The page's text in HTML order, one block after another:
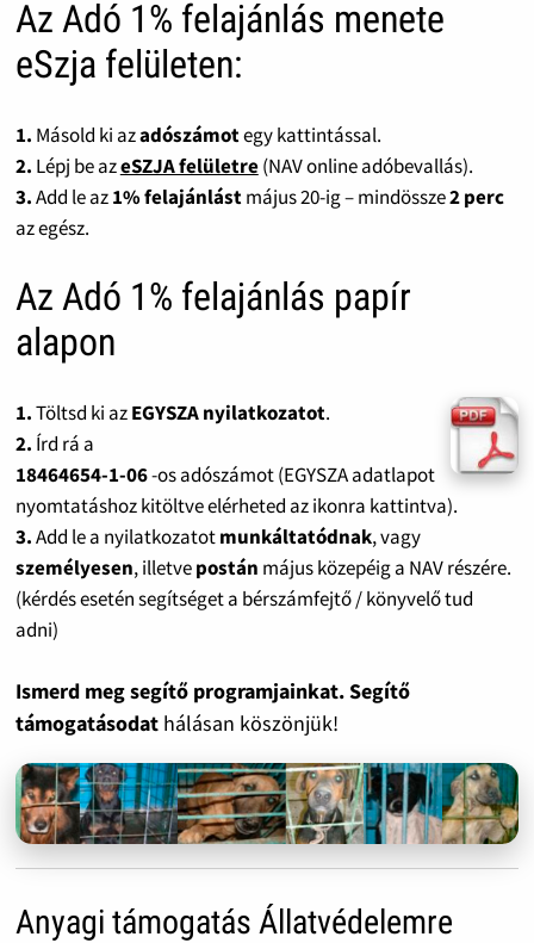
Az Adó 1% felajánlás menete
eSzja felületen:
1. Másold ki azadószámotegy kattintással.
2. Lépj be azeSZJA felületre(NAV online adóbevallás).
3.Add le az1% felajánlástmájus 20-ig – mindössze2 perc
az egész.
Az Adó 1% felajánlás papír
alapon
1.Töltsd ki azEGYSZA nyilatkozatot.
2. Írd rá a
18464654-1-06-os adószámot (EGYSZA adatlapot
nyomtatáshoz kitöltve elérheted az ikonra kattintva).
3.Add le a nyilatkozatotmunkáltatódnak, vagy
személyesen, illetvepostán május közepéig a NAV részére.
(kérdés esetén segítséget a bérszámfejtő / könyvelő tud
adni)
Ismerd meg segítő programjainkat. Segítő
támogatásodat hálásan köszönjük!
Anyagi támogatás Állatvédelemre